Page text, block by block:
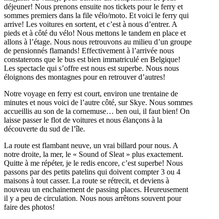
déjeuner! Nous prenons ensuite nos tickets pour le ferry et
sommes premiers dans la file vélo/moto. Et voici le ferry qui
arrive! Les voitures en sortent, et c’est à nous d’entrer. A
pieds et à côté du vélo! Nous mettons le tandem en place et
allons à l’étage. Nous nous retrouvons au milieu d’un groupe
de pensionnés flamands! Effectivement à l’arrivée nous
constaterons que le bus est bien immatriculé en Belgique!
Les spectacle qui s’offre est nous est superbe. Nous nous
éloignons des montagnes pour en retrouver d’autres!
Notre voyage en ferry est court, environ une trentaine de
minutes et nous voici de l’autre côté, sur Skye. Nous sommes
accueillis au son de la cornemuse… ben oui, il faut bien! On
laisse passer le flot de voitures et nous élançons à la
découverte du sud de l’île.
La route est flambant neuve, un vrai billard pour nous. A
notre droite, la mer, le « Sound of Sleat » plus exactement.
Quitte à me répéter, je le redis encore, c’est superbe! Nous
passons par des petits patelins qui doivent compter 3 ou 4
maisons à tout casser. La route se rétrecit, et deviens à
nouveau un enchainement de passing places. Heureusement
il y a peu de circulation. Nous nous arrêtons souvent pour
faire des photos!